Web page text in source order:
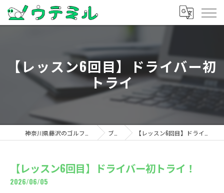
【レッスン6回目】ドライバー初
トライ
ブログ 【レッスン6回目】ドライバー初トライ！
【レッスン6回目】ドライバー初トライ！
2026/06/05